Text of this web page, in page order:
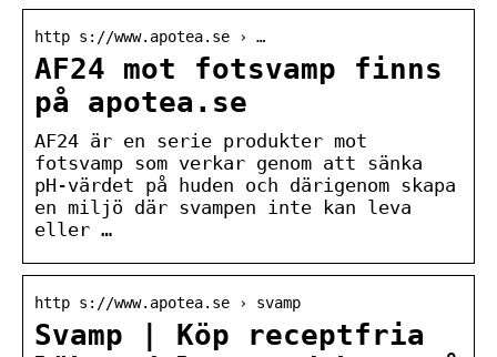
http s://www.apotea.se › …
AF24 mot fotsvamp finns
på apotea.se
AF24 är en serie produkter mot
fotsvamp som verkar genom att sänka
pH-värdet på huden och därigenom skapa
en miljö där svampen inte kan leva
eller …
http s://www.apotea.se › svamp
Svamp | Köp receptfria